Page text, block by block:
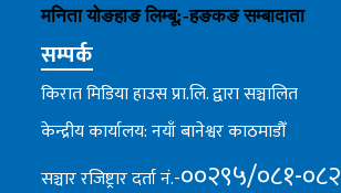
मनिता योङहाङलिम्बू:-हङकङ सम्बादाता
सम्पर्क
किरात मिडिया हाउस प्रा.लि. द्वारा सञ्चालित
केन्द्रीय कार्यालय: नयाँ बानेश्वर काठमाडौँ
सञ्चार रजिष्ट्रार दर्ता नं.-००२९५/०८१-०८२